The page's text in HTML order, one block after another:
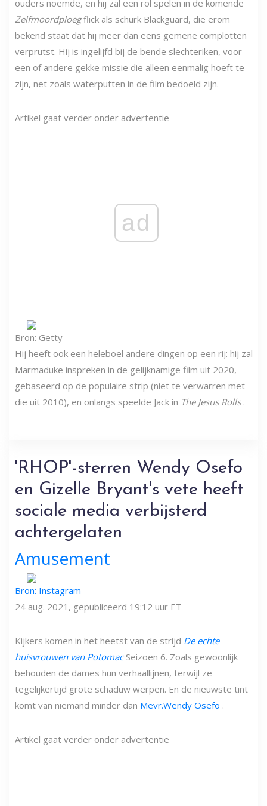
ouders noemde, en hij zal een rol spelen in de komende
Zelfmoordploegflick als schurk Blackguard, die erom
bekend staat dat hij meer dan eens gemene complotten
verprutst. Hij is ingelijfd bij de bende slechteriken, voor
een of andere gekke missie die alleen eenmalig hoeft te
zijn, net zoals waterputten in de film bedoeld zijn.
Artikel gaat verder onder advertentie
ad
Bron: Getty
Hij heeft ook een heleboel andere dingen op een rij: hij zal
Marmaduke inspreken in de gelijknamige film uit 2020,
gebaseerd op de populaire strip (niet te verwarren met
die uit 2010), en onlangs speelde Jack in The Jesus Rolls.
'RHOP'-sterren Wendy Osefo
en Gizelle Bryant's vete heeft
sociale media verbijsterd
achtergelaten
Amusement
Bron: Instagram
24 aug. 2021, gepubliceerd 19:12 uur ET
Kijkers komen in het heetst van de strijd De echte
huisvrouwen van Potomac Seizoen 6. Zoals gewoonlijk
behouden de dames hun verhaallijnen, terwijl ze
tegelijkertijd grote schaduw werpen. En de nieuwste tint
komt van niemand minder dan Mevr.Wendy Osefo .
Artikel gaat verder onder advertentie